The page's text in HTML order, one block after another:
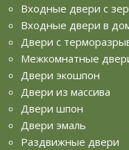
Входные двери с
Входные двери в
Двери с
Межкомнатные
Двери экошпон
Двери из массива
Двери шпон
Двери эмаль
Раздвижные двери